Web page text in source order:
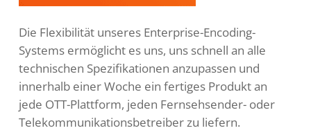
Die Flexibilität unseres Enterprise-Encoding-
Systems ermöglicht es uns, uns schnell an alle
technischen Spezifikationen anzupassen und
innerhalb einer Woche ein fertiges Produkt an
jede OTT-Plattform, jeden Fernsehsender- oder
Telekommunikationsbetreiber zu liefern.